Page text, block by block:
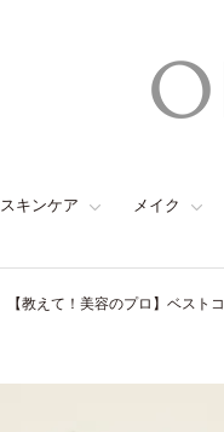
スキンケア メイク
【教えて！美容のプロ】ベスト